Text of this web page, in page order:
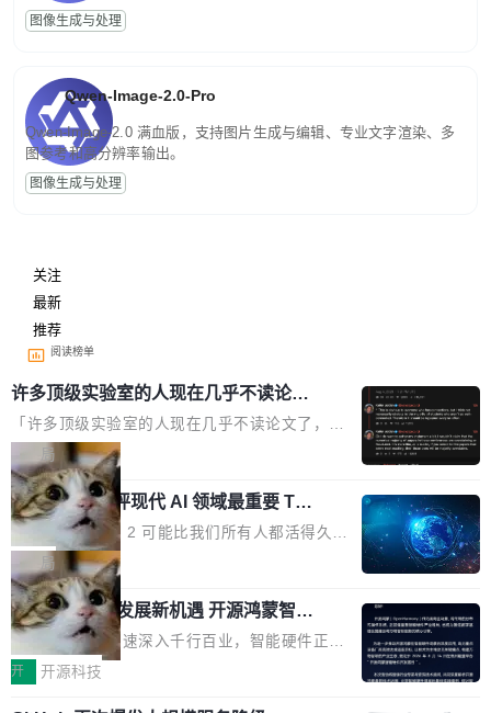
图像生成与处理
Qwen-Image-2.0-Pro
Qwen-Image-2.0 满血版，支持图片生成与编辑、专业文字渲染、多
图参考和高分辨率输出。
图像生成与处理
关注
最新
推荐
阅读榜单
许多顶级实验室的人现在几乎不读论文
了
「许多顶级实验室的人现在几乎不读论文了，而
且他们认为 ICLR/ICML/NeurIPS 充斥着大量过
度宣传和欺诈。」 OpenAI 研究员 Keller Jorda
n 这条推文引发了广泛讨论。他不是在说风凉
话，他是说出了一个圈内人尽皆知但很少公开捅
破的事实。 Jordan 随后补充了一句软化声明：
「我不认为这些会议上大部分论文都在过度宣传
或造假。问题是，作为读者，如果你筛选出那些
看起来最令人兴奋的论文，那它们大部分都是过
度宣传的。」 这才是真正的痛点。不是所有论文
都有问题，是最吸引眼球的那批论文最有问题。
局
xAI 前工程师评现代 AI 领域最重要 Top
3 开源项目
Flash Attention 2 可能比我们所有人都活得久。
这句话不是来自某个技术博客，而是出自 Hieu
Pham 的一条推文。Hieu Pham 是谁？他是 xAI
的早期工程师之一，在 Grok 训练基础设施团队
工作过。近日他在 X 上发了一条帖子，列出了他
认为现代 AI 领域最重要的三个开源项目。 第一
个名字毫无悬念：Flash Attention 2。 Hieu 的
局
共商智能硬件发展新机遇 开源鸿蒙智能
硬件开发者日杭州站即将举行
随着万物智联加速深入千行百业，智能硬件正从
单点设备迈向智能化、网联化、协同化发展。作
开 开源科技